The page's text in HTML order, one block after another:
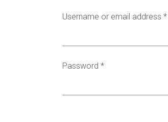
Username or email address *
Password *